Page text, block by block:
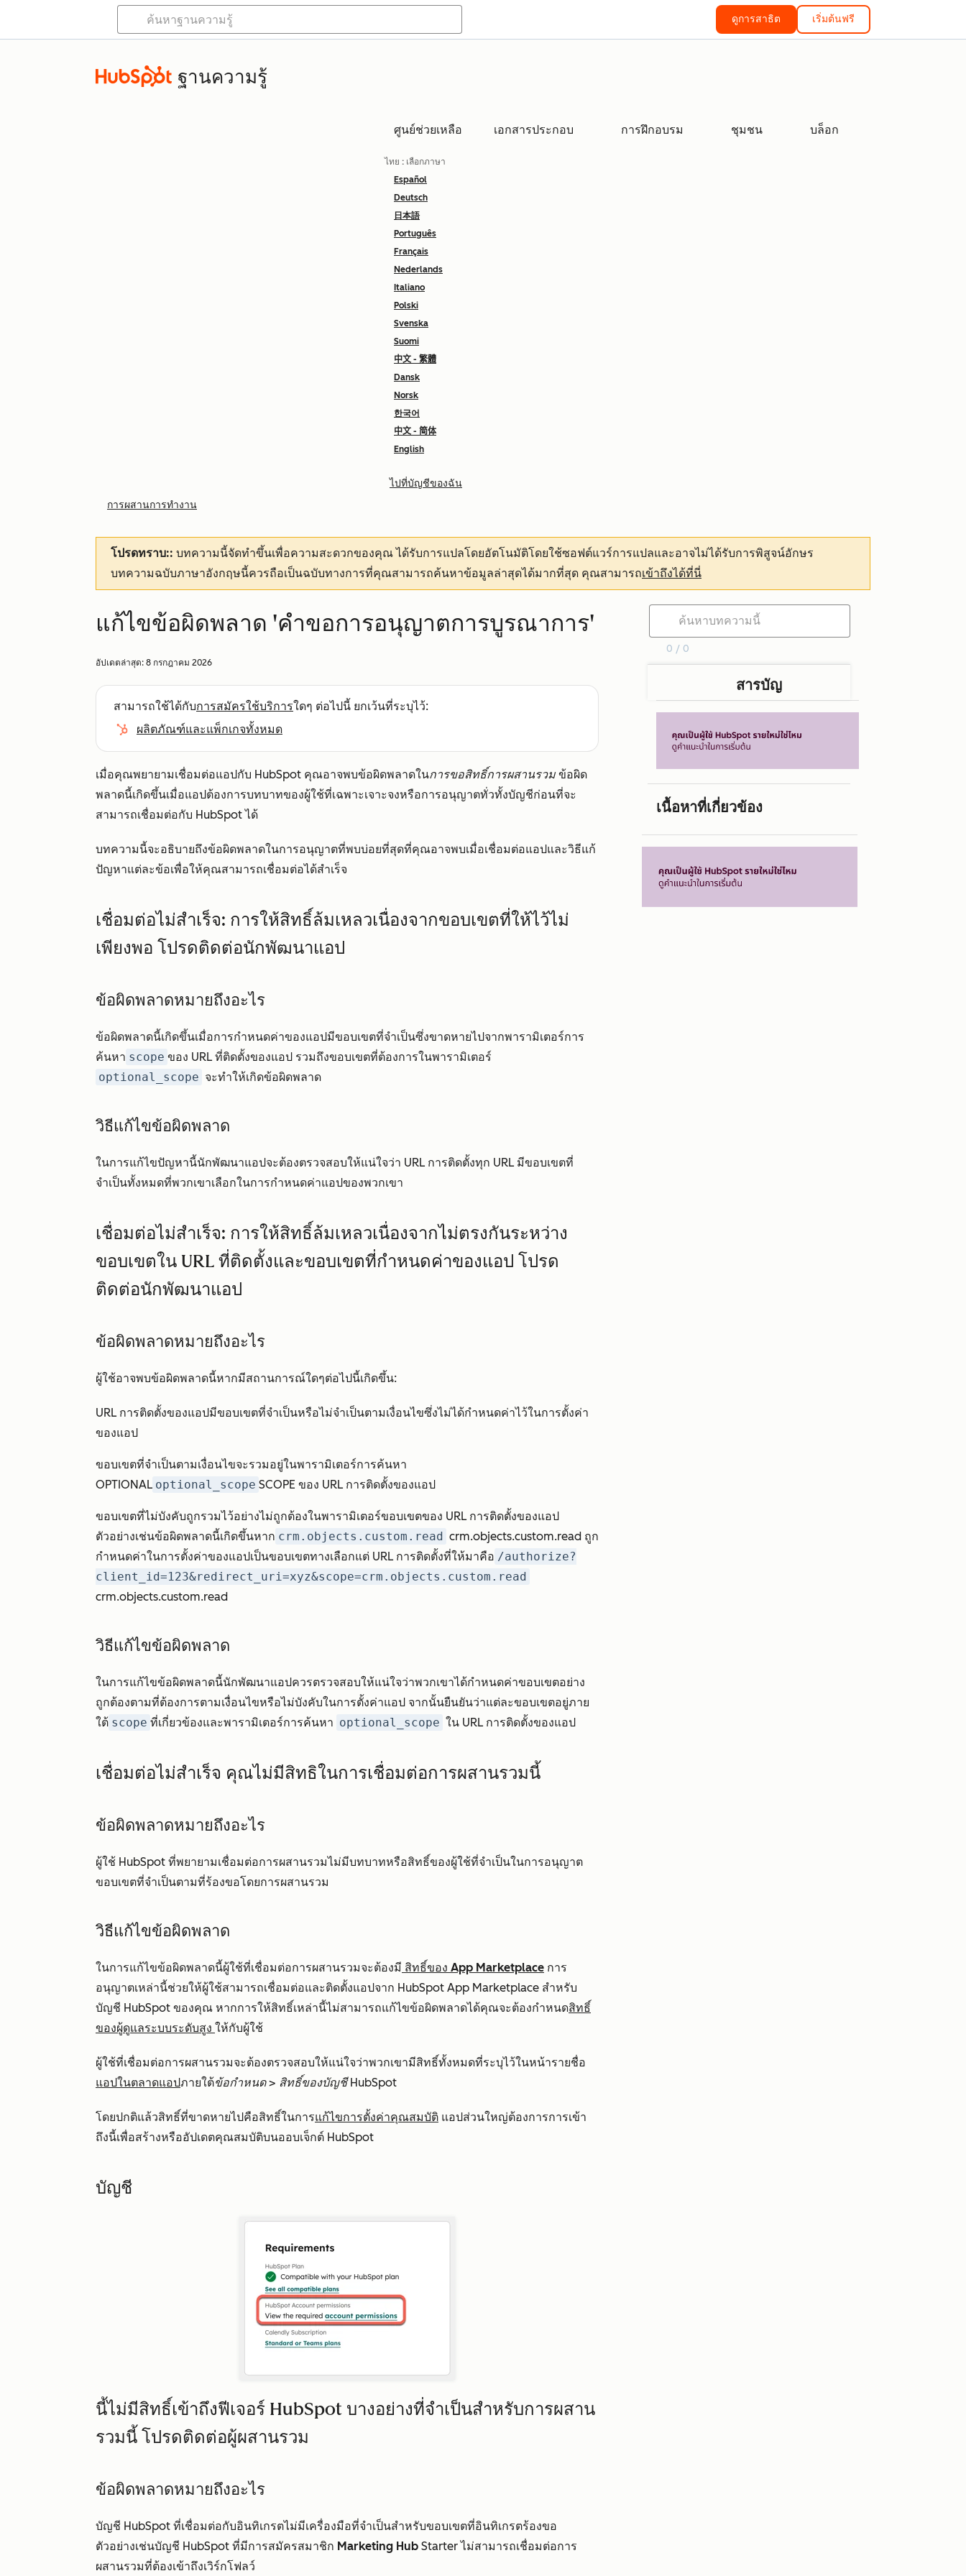
ดูการสาธิต เริ่มต้นฟรี
ฐานความรู้
ศูนย์ช่วยเหลือ เอกสารประกอบ การฝึกอบรม ชุมชน บล็อก
ไทย : เลือกภาษา
Español
Deutsch
日本語
Português
Français
Nederlands
Italiano
Polski
Svenska
Suomi
中文 - 繁體
Dansk
Norsk
한국어
中文 - 简体
English
ไปที่บัญชีของฉัน
การผสานการทำงาน
โปรดทราบ:: บทความนี้จัดทำขึ้นเพื่อความสะดวกของคุณได้รับการแปลโดยอัตโนมัติโดยใช้ซอฟต์แวร์การแปลและอาจไม่ได้รับการพิสูจน์อักษร
บทความฉบับภาษาอังกฤษนี้ควรถือเป็นฉบับทางการที่คุณสามารถค้นหาข้อมูลล่าสุดได้มากที่สุด คุณสามารถเข้าถึงได้ที่นี่
แก้ไขข้อผิดพลาด 'คำขอการอนุญาตการบูรณาการ'
อัปเดตล่าสุด: 8 กรกฎาคม 2026
สามารถใช้ได้กับการสมัครใช้บริการใดๆ ต่อไปนี้ ยกเว้นที่ระบุไว้:
ผลิตภัณฑ์และแพ็กเกจทั้งหมด
เมื่อคุณพยายามเชื่อมต่อแอปกับ HubSpot คุณอาจพบข้อผิดพลาดในการขอสิทธิ์การผสานรวมข้อผิด
พลาดนี้เกิดขึ้นเมื่อแอปต้องการบทบาทของผู้ใช้ที่เฉพาะเจาะจงหรือการอนุญาตทั่วทั้งบัญชีก่อนที่จะ
สามารถเชื่อมต่อกับ HubSpot ได้
บทความนี้จะอธิบายถึงข้อผิดพลาดในการอนุญาตที่พบบ่อยที่สุดที่คุณอาจพบเมื่อเชื่อมต่อแอปและวิธีแก้
ปัญหาแต่ละข้อเพื่อให้คุณสามารถเชื่อมต่อได้สำเร็จ
เชื่อมต่อไม่สำเร็จ: การให้สิทธิ์ล้มเหลวเนื่องจากขอบเขตที่ให้ไว้ไม่
เพียงพอ โปรดติดต่อนักพัฒนาแอป
ข้อผิดพลาดหมายถึงอะไร
ข้อผิดพลาดนี้เกิดขึ้นเมื่อการกำหนดค่าของแอปมีขอบเขตที่จำเป็นซึ่งขาดหายไปจากพารามิเตอร์การ
ค้นหา scope ของ URL ที่ติดตั้งของแอป รวมถึงขอบเขตที่ต้องการในพารามิเตอร์
optional_scope จะทำให้เกิดข้อผิดพลาด
วิธีแก้ไขข้อผิดพลาด
ในการแก้ไขปัญหานี้นักพัฒนาแอปจะต้องตรวจสอบให้แน่ใจว่า URL การติดตั้งทุก URL มีขอบเขตที่
จำเป็นทั้งหมดที่พวกเขาเลือกในการกำหนดค่าแอปของพวกเขา
เชื่อมต่อไม่สำเร็จ: การให้สิทธิ์ล้มเหลวเนื่องจากไม่ตรงกันระหว่าง
ขอบเขตใน URL ที่ติดตั้งและขอบเขตที่กำหนดค่าของแอป โปรด
ติดต่อนักพัฒนาแอป
ข้อผิดพลาดหมายถึงอะไร
ผู้ใช้อาจพบข้อผิดพลาดนี้หากมีสถานการณ์ใดๆต่อไปนี้เกิดขึ้น:
URL การติดตั้งของแอปมีขอบเขตที่จำเป็นหรือไม่จำเป็นตามเงื่อนไขซึ่งไม่ได้กำหนดค่าไว้ในการตั้งค่า
ของแอป
ขอบเขตที่จำเป็นตามเงื่อนไขจะรวมอยู่ในพารามิเตอร์การค้นหา
OPTIONAL optional_scope SCOPE ของ URL การติดตั้งของแอป
ขอบเขตที่ไม่บังคับถูกรวมไว้อย่างไม่ถูกต้องในพารามิเตอร์ขอบเขตของ URL การติดตั้งของแอป
ตัวอย่างเช่นข้อผิดพลาดนี้เกิดขึ้นหาก crm.objects.custom.read crm.objects.custom.read ถูก
กำหนดค่าในการตั้งค่าของแอปเป็นขอบเขตทางเลือกแต่ URL การติดตั้งที่ให้มาคือ /authorize?
client_id=123&redirect_uri=xyz&scope=crm.objects.custom.read
crm.objects.custom.read
วิธีแก้ไขข้อผิดพลาด
ในการแก้ไขข้อผิดพลาดนี้นักพัฒนาแอปควรตรวจสอบให้แน่ใจว่าพวกเขาได้กำหนดค่าขอบเขตอย่าง
ถูกต้องตามที่ต้องการตามเงื่อนไขหรือไม่บังคับในการตั้งค่าแอป จากนั้นยืนยันว่าแต่ละขอบเขตอยู่ภาย
ใต้ scope ที่เกี่ยวข้องและพารามิเตอร์การค้นหา optional_scope ใน URL การติดตั้งของแอป
เชื่อมต่อไม่สำเร็จ คุณไม่มีสิทธิในการเชื่อมต่อการผสานรวมนี้
ข้อผิดพลาดหมายถึงอะไร
ผู้ใช้ HubSpot ที่พยายามเชื่อมต่อการผสานรวมไม่มีบทบาทหรือสิทธิ์ของผู้ใช้ที่จำเป็นในการอนุญาต
ขอบเขตที่จำเป็นตามที่ร้องขอโดยการผสานรวม
วิธีแก้ไขข้อผิดพลาด
ในการแก้ไขข้อผิดพลาดนี้ผู้ใช้ที่เชื่อมต่อการผสานรวมจะต้องมี สิทธิ์ของ App Marketplace การ
อนุญาตเหล่านี้ช่วยให้ผู้ใช้สามารถเชื่อมต่อและติดตั้งแอปจาก HubSpot App Marketplace สำหรับ
บัญชี HubSpot ของคุณ หากการให้สิทธิ์เหล่านี้ไม่สามารถแก้ไขข้อผิดพลาดได้คุณจะต้องกำหนดสิทธิ์
ของผู้ดูแลระบบระดับสูง ให้กับผู้ใช้
ผู้ใช้ที่เชื่อมต่อการผสานรวมจะต้องตรวจสอบให้แน่ใจว่าพวกเขามีสิทธิ์ทั้งหมดที่ระบุไว้ในหน้ารายชื่อ
แอปในตลาดแอปภายใต้ข้อกำหนด> สิทธิ์ของบัญชี HubSpot
โดยปกติแล้วสิทธิ์ที่ขาดหายไปคือสิทธิ์ในการแก้ไขการตั้งค่าคุณสมบัติ แอปส่วนใหญ่ต้องการการเข้า
ถึงนี้เพื่อสร้างหรืออัปเดตคุณสมบัติบนออบเจ็กต์ HubSpot
บัญชี
นี้ไม่มีสิทธิ์เข้าถึงฟีเจอร์ HubSpot บางอย่างที่จำเป็นสำหรับการผสาน
รวมนี้ โปรดติดต่อผู้ผสานรวม
ข้อผิดพลาดหมายถึงอะไร
บัญชี HubSpot ที่เชื่อมต่อกับอินทิเกรตไม่มีเครื่องมือที่จำเป็นสำหรับขอบเขตที่อินทิเกรตร้องขอ
ตัวอย่างเช่นบัญชี HubSpot ที่มีการสมัครสมาชิก Marketing Hub Starterไม่สามารถเชื่อมต่อการ
ผสานรวมที่ต้องเข้าถึงเวิร์กโฟลว์
0 / 0
สารบัญ
เนื้อหาที่เกี่ยวข้อง